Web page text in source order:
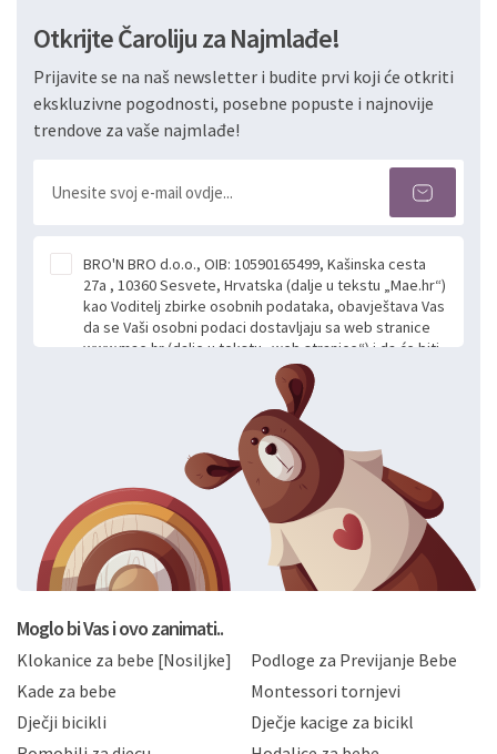
Otkrijte Čaroliju za Najmlađe!
Prijavite se na naš newsletter i budite prvi koji će otkriti
ekskluzivne pogodnosti, posebne popuste i najnovije
trendove za vaše najmlađe!
BRO'N BRO d.o.o., OIB: 10590165499, Kašinska cesta
27a , 10360 Sesvete, Hrvatska (dalje u tekstu „Mae.hr“)
kao Voditelj zbirke osobnih podataka, obavještava Vas
da se Vaši osobni podaci dostavljaju sa web stranice
www.mae.hr (dalje u tekstu „web stranice“) i da će biti
obrađeni. Prihvaćanjem ove Izjave smatra se da
slobodno i izričito dajete privolu za prikupljanje i daljnju
obradu Vaših osobnih podataka koje ustupate Mae.hr
putem ovih web stranica u svrhu odgovora i daljnje
komunikacije na Vaš upit poslan kroz kontakt obrazac.
Radi se o dobrovoljnom davanju podataka te ovu
Izjavu niste dužni prihvatiti odnosno niste dužni unositi
svoje osobne podatke u jednu od prijavnih
formi/obrazaca dostupnih na ovim web stranicama.
BRO'N BRO d.o.o. će s Vašim osobnim podacima
postupati sukladno Općoj uredbi o zaštiti podataka
privatnosti i kolačića koju možete pročitati ovdje i
Hrvatske, a uvijek uz primjenu odgovarajućih tehničkih i
sigurnosnih mjera zaštite osobnih podataka od
neovlaštenog pristupa, zlouporabe, otkrivanja,
gubitka ili uništenja. Mae.hr štiti privatnost svojih
korisnika i posjetitelja web stranica, čuva povjerljivost
Moglo bi Vas i ovo zanimati..
Klokanice za bebe [Nosiljke]
Podloge za Previjanje Bebe
Kade za bebe
Montessori tornjevi
Dječji bicikli
Dječje kacige za bicikl